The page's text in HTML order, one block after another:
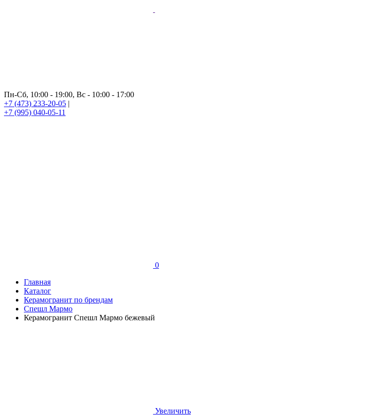
Пн-Сб, 10:00 - 19:00, Вс - 10:00 - 17:00
+7 (473) 233-20-05 |
+7 (995) 040-05-11
0
Главная
Каталог
Керамогранит по брендам
Спешл Мармо
Керамогранит Спешл Мармо бежевый
Увеличить